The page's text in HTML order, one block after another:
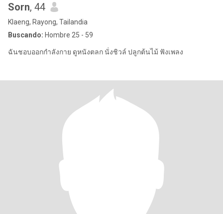
Sorn, 44
Klaeng, Rayong, Tailandia
Buscando: Hombre 25 - 59
ฉันชอบออกกำลังกาย ดูหนังตลก นั่งชิวล์ ปลูกต้นไม้ ฟังเพลง